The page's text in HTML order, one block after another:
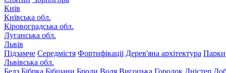
Київ
Київська обл.
Кіровоградська обл.
Луганська обл.
Львів
Підзамче Середмістя Фортифікації Дерев'яна архітектура Парки
Львівська обл.
Белз Бібрка Бібщани Броди Воля Висоцька Городок Дністер